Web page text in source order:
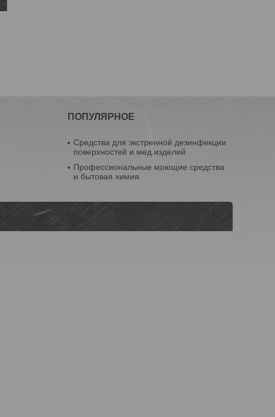
ПОПУЛЯРНОЕ
Средства для экстренной дезинфекции
поверхностей и мед.изделий
Профессиональные моющие средства
и бытовая химия